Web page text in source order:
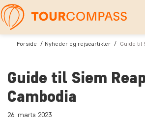
Forside Nyheder og rejseartikler Guide til
Guide til Siem
Cambodia
26. marts 2023